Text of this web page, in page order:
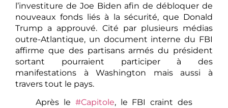
l’investiture de Joe Biden afin de débloquer de
nouveaux fonds liés à la sécurité, que Donald
Trump a approuvé. Cité par plusieurs médias
outre-Atlantique, un document interne du FBI
affirme que des partisans armés du président
sortant pourraient participer à des
manifestations à Washington mais aussi à
travers tout le pays.
Après le #Capitole, le FBI craint des